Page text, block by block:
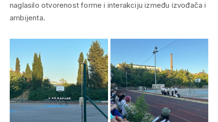
naglasilo otvorenost forme i interakciju između izvođača i
ambijenta.